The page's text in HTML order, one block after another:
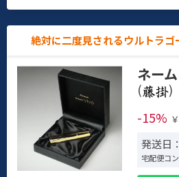
絶対に二度見されるウルトラゴ
ネー
(
)
-15% ￥
発送日
宅配便コ